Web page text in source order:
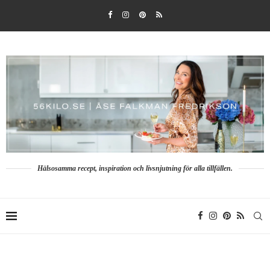
Hälsosamma recept, inspiration och livsnjutning för alla tillfällen.